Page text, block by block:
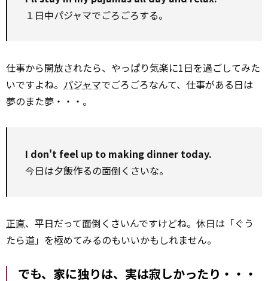
１日中パジャマでごろごろする。
仕事から開放されたら、やっぱり気楽に1日を過ごしてみた
いですよね。 パジャマでごろごろなんて、仕事がある日は
夢のまた夢・・・。
I don't feel up to making dinner today.
今日は夕飯作るの面倒くさいな。
正直、平日だって面倒くさいんですけどね。休日は「ぐう
たら道」を極めてみるのもいいかもしれません。
でも、家に独りは、実は寂しかったり・・・